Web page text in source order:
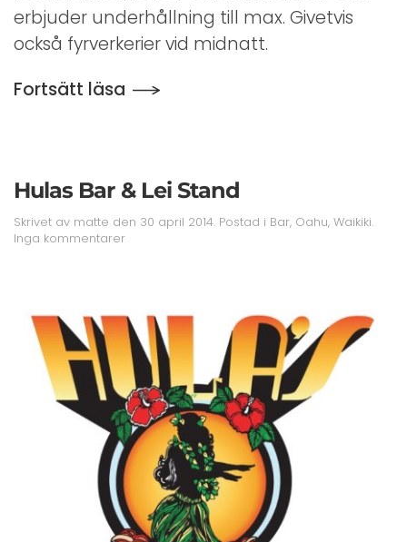
erbjuder underhållning till max. Givetvis
också fyrverkerier vid midnatt.
Fortsätt läsa
Hulas Bar & Lei Stand
Skrivet av matte den 30 april 2014. Postad i Bar, Oahu, Waikiki.
Inga kommentarertill
Stand